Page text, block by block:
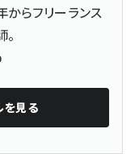
からフリーランス
を見る